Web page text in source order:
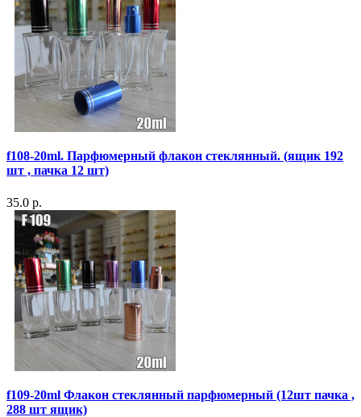
f108-20ml. Парфюмерный флакон стеклянный. (ящик 192
шт , пачка 12 шт)
35.0 р.
f109-20ml Флакон стеклянный парфюмерный (12шт пачка ,
288 шт ящик)